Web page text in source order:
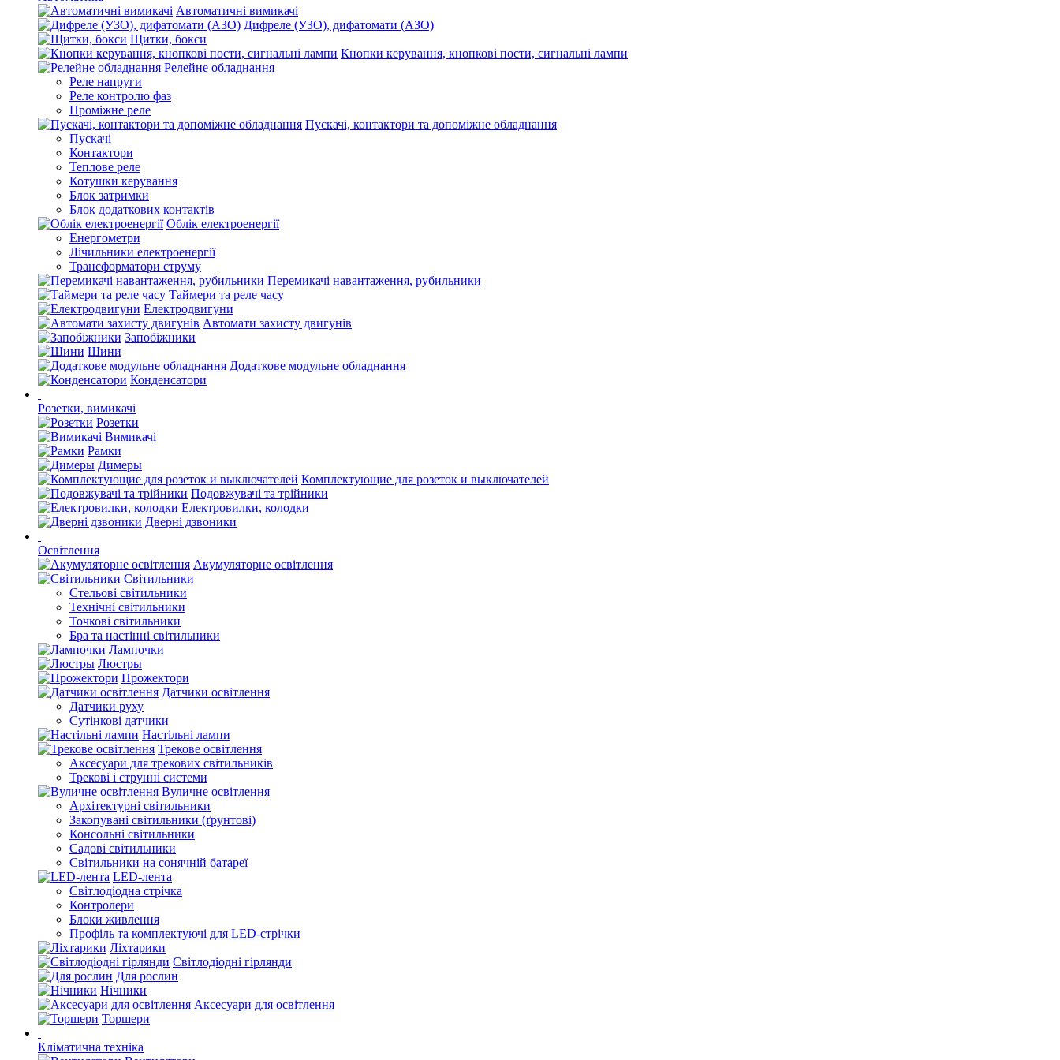
Автоматичні вимикачі
Дифреле (УЗО), дифатомати (АЗО)
Щитки, бокси
Кнопки керування, кнопкові пости, сигнальні лампи
Релейне обладнання
Реле напруги
Реле контролю фаз
Проміжне реле
Пускачі, контактори та допоміжне обладнання
Пускачі
Контактори
Теплове реле
Котушки керування
Блок затримки
Блок додаткових контактів
Облік електроенергії
Енергометри
Лічильники електроенергії
Трансформатори струму
Перемикачі навантаження, рубильники
Таймери та реле часу
Електродвигуни
Автомати захисту двигунів
Запобіжники
Шини
Додаткове модульне обладнання
Конденсатори
Розетки, вимикачі
Розетки
Вимикачі
Рамки
Димеры
Комплектующие для розеток и выключателей
Подовжувачі та трійники
Електровилки, колодки
Дверні дзвоники
Освітлення
Акумуляторне освітлення
Світильники
Стельові світильники
Технічні світильники
Точкові світильники
Бра та настінні світильники
Лампочки
Люстры
Прожектори
Датчики освітлення
Датчики руху
Сутінкові датчики
Настільні лампи
Трекове освітлення
Аксесуари для трекових світильників
Трекові і струнні системи
Вуличне освітлення
Архітектурні світильники
Закопувані світильники (ґрунтові)
Консольні світильники
Садові світильники
Світильники на сонячній батареї
LED-лента
Світлодіодна стрічка
Контролери
Блоки живлення
Профіль та комплектуючі для LED-стрічки
Ліхтарики
Світлодіодні гірлянди
Для рослин
Нічники
Аксесуари для освітлення
Торшери
Кліматична техніка